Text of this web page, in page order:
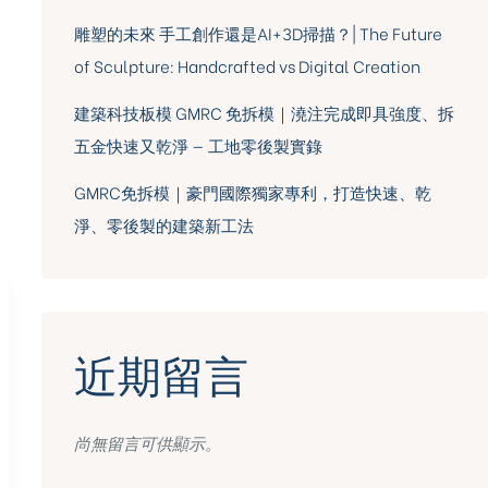
雕塑的未來 手工創作還是AI+3D掃描？| The Future
of Sculpture: Handcrafted vs Digital Creation
建築科技板模 GMRC 免拆模｜澆注完成即具強度、拆
五金快速又乾淨 — 工地零後製實錄
GMRC免拆模｜豪門國際獨家專利，打造快速、乾
淨、零後製的建築新工法
近期留言
尚無留言可供顯示。